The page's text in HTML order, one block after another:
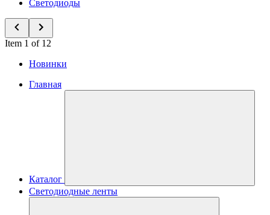
Светодиоды
Item 1 of 12
Новинки
Главная
Каталог
Светодиодные ленты